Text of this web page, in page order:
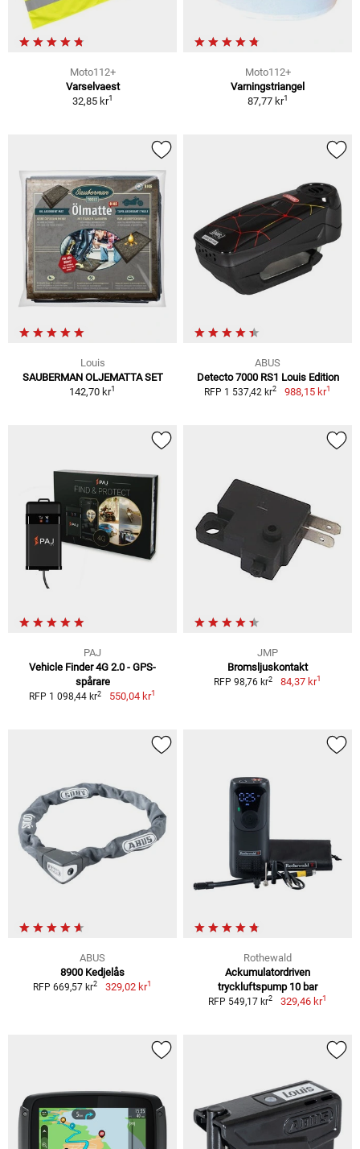
Moto112+
Varselvaest
32,85 kr1
Moto112+
Varningstriangel
87,77 kr1
Louis
SAUBERMAN OLJEMATTA SET
142,70 kr1
ABUS
Detecto 7000 RS1 Louis Edition
RFP 1 537,42 kr2 988,15 kr1
PAJ
Vehicle Finder 4G 2.0 - GPS-
spårare
RFP 1 098,44 kr2 550,04 kr1
JMP
Bromsljuskontakt
RFP 98,76 kr2 84,37 kr1
ABUS
8900 Kedjelås
RFP 669,57 kr2 329,02 kr1
Rothewald
Ackumulatordriven
tryckluftspump 10 bar
RFP 549,17 kr2 329,46 kr1